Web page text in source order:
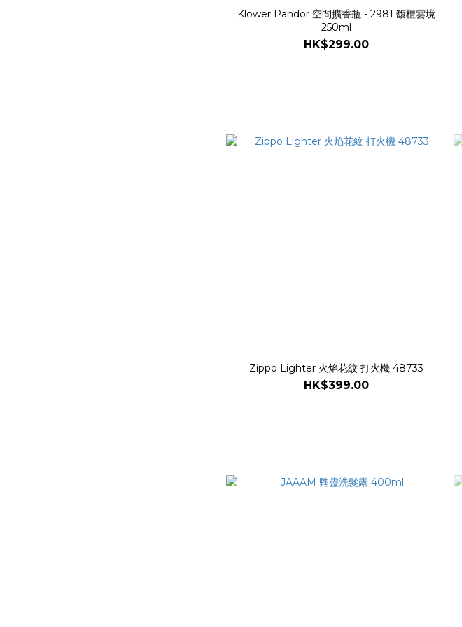
Klower Pandor 空間擴香瓶 - 2981 馥檀雲境
250ml
HK$299.00
Zippo Lighter 火焰花紋 打火機 48733
HK$399.00